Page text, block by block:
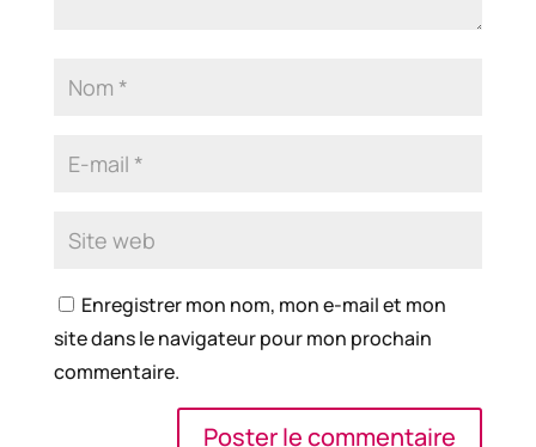
Enregistrer mon nom, mon e-mail et mon
site dans le navigateur pour mon prochain
commentaire.